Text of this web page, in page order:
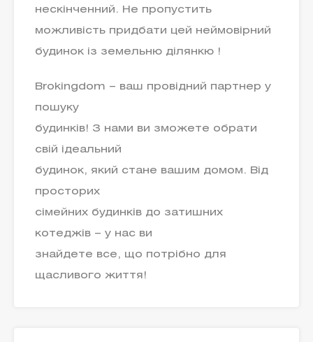
нескінченний. Не пропустить
можливість придбати цей неймовірний
будинок із земельню ділянкю !
Brokingdom – ваш провідний партнер у
пошуку
будинків! З нами ви зможете обрати
свій ідеальний
будинок, який стане вашим домом. Від
просторих
сімейних будинків до затишних
котеджів – у нас ви
знайдете все, що потрібно для
щасливого життя!